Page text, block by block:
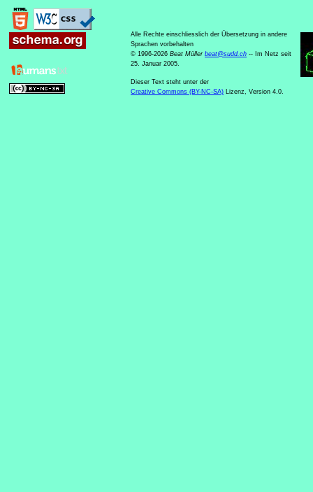
Alle Rechte einschliesslich der Übersetzung in andere
Sprachen vorbehalten
© 1996-2026 Beat Müller beat@sudd.ch -- Im Netz seit
25. Januar 2005.
Dieser Text steht unter der
Creative Commons (BY-NC-SA) Lizenz, Version 4.0.